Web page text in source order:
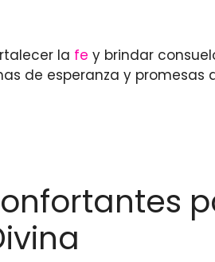
la fe y brindar
de esperanza y